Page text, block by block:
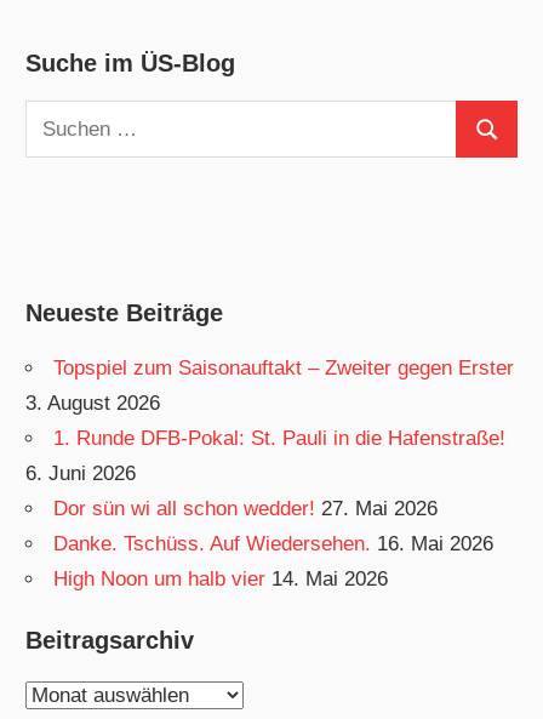
Suche im ÜS-Blog
Suchen
nach:
Suchen
Neueste Beiträge
Topspiel zum Saisonauftakt – Zweiter gegen Erster
3. August 2026
1. Runde DFB-Pokal: St. Pauli in die Hafenstraße!
6. Juni 2026
Dor sün wi all schon wedder! 27. Mai 2026
Danke. Tschüss. Auf Wiedersehen. 16. Mai 2026
High Noon um halb vier 14. Mai 2026
Beitragsarchiv
Beitragsarchiv